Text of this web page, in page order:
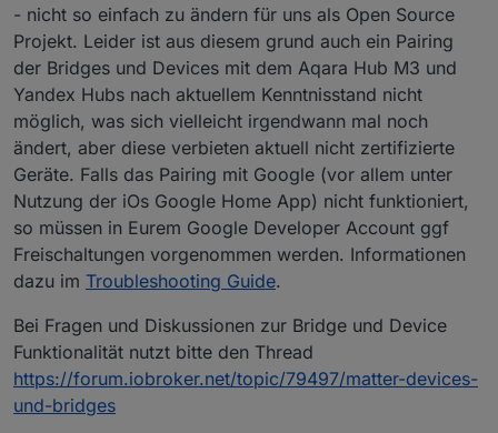
- nicht so einfach zu ändern für uns als Open Source
Projekt. Leider ist aus diesem grund auch ein Pairing
der Bridges und Devices mit dem Aqara Hub M3 und
Yandex Hubs nach aktuellem Kenntnisstand nicht
möglich, was sich vielleicht irgendwann mal noch
ändert, aber diese verbieten aktuell nicht zertifizierte
Geräte. Falls das Pairing mit Google (vor allem unter
Nutzung der iOs Google Home App) nicht funktioniert,
so müssen in Eurem Google Developer Account ggf
Freischaltungen vorgenommen werden. Informationen
dazu im Troubleshooting Guide.
Bei Fragen und Diskussionen zur Bridge und Device
Funktionalität nutzt bitte den Thread
https://forum.iobroker.net/topic/79497/matter-devices-
und-bridges